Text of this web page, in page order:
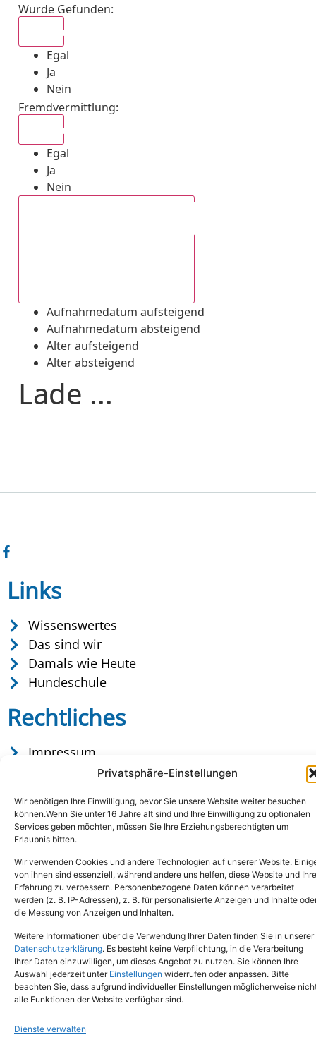
Privatsphäre-Einstellungen
Wir benötigen Ihre Einwilligung, bevor Sie unsere Website weiter besuchen
können.Wenn Sie unter 16 Jahre alt sind und Ihre Einwilligung zu optionalen
Services geben möchten, müssen Sie Ihre Erziehungsberechtigten um
Erlaubnis bitten.
Wir verwenden Cookies und andere Technologien auf unserer Website.
von ihnen sind essenziell, während andere uns helfen, diese Website und Ihre
Erfahrung zu verbessern. Personenbezogene Daten können verarbeitet
werden (z. B. IP-Adressen), z. B. für personalisierte Anzeigen und Inhalte
die Messung von Anzeigen und Inhalten.
Weitere Informationen über die Verwendung Ihrer Daten finden Sie in unserer
Datenschutzerklärung. Es besteht keine Verpflichtung, in die Verarbeitung
Ihrer Daten einzuwilligen, um dieses Angebot zu nutzen. Sie können Ihre
Auswahl jederzeit unter Einstellungen widerrufen oder anpassen. Bitte
beachten Sie, dass aufgrund individueller Einstellungen möglicherweise
alle Funktionen der Website verfügbar sind.
Dienste verwalten
Wurde Gefunden:
Egal
Ja
Nein
Fremdvermittlung:
Egal
Ja
Nein
Aufnahmedatum aufsteigend
Aufnahmedatum absteigend
Alter aufsteigend
Alter absteigend
Lade ...
Links
Wissenswertes
Das sind wir
Damals wie Heute
Hundeschule
Rechtliches
Impressum
Datenschutz
Copyright © 2024. Alle Rechte vorbehalten.
Tel.: (02651) - 77438info@tierheim-mayen.de
In der Pluns 1, 56727 Mayen